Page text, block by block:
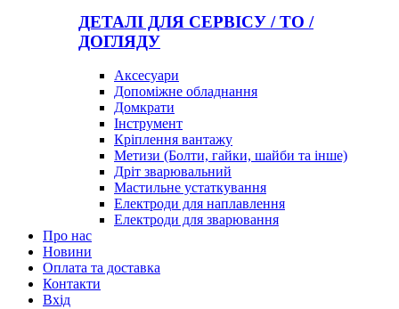
ДЕТАЛІ ДЛЯ СЕРВІСУ / ТО /
ДОГЛЯДУ
Аксесуари
Допоміжне обладнання
Домкрати
Інструмент
Кріплення вантажу
Метизи (Болти, гайки, шайби та інше)
Дріт зварювальний
Мастильне устаткування
Електроди для наплавлення
Електроди для зварювання
Про нас
Новини
Оплата та доставка
Контакти
Вхiд